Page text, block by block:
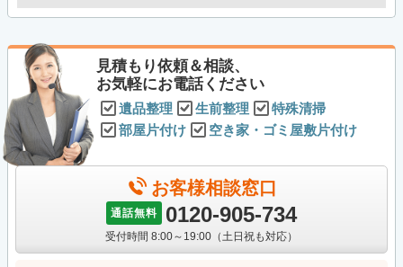
見積もり依頼＆相談、
お気軽にお電話ください
遺品整理 生前整理
特殊清掃
部屋片付け
空き家・ゴミ屋敷片付け
お客様相談窓口
通話無料 0120-905-734
受付時間 8:00～19:00（土日祝も対応）